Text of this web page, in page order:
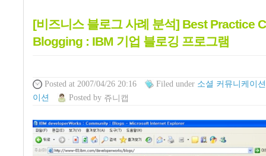
[비즈니스 블로그 사례 분석] Best Practice
Blogging : IBM 기업 블로깅 프로그램
Posted at 2007/04/26 20:16 Filedunder 소셜 커뮤니케이
이션
Postedby 쥬니캡